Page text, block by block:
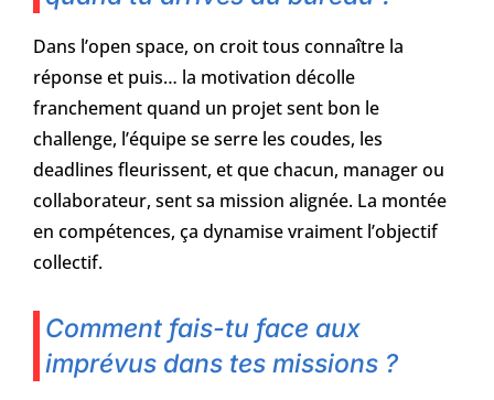
Dans l’open space, on croit tous connaître la
réponse et puis… la motivation décolle
franchement quand un projet sent bon le
challenge, l’équipe se serre les coudes, les
deadlines fleurissent, et que chacun, manager ou
collaborateur, sent sa mission alignée. La montée
en compétences, ça dynamise vraiment l’objectif
collectif.
Comment fais-tu face aux
imprévus dans tes missions ?